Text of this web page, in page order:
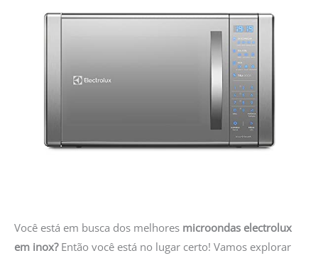
Você está em busca dos melhores microondas electrolux
em inox?Então você está no lugar certo! Vamos explorar